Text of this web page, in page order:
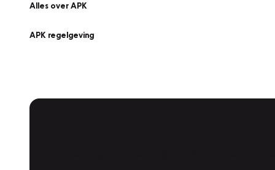
Alles over APK
APK regelgeving